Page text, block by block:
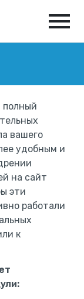
полный
вашего
удобным и
на сайт
эти
работали
к